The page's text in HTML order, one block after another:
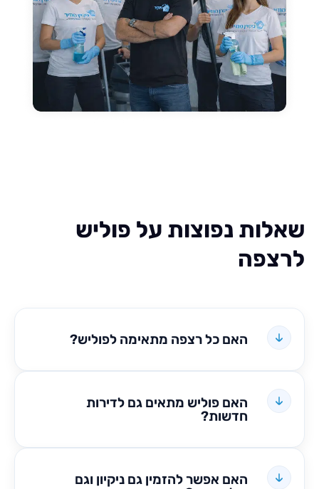
נפוצות על פוליש
האם כל רצפה מתאימה לפוליש?
האם פוליש מתאים גם לדירות
חדשות?
האם אפשר להזמין גם ניקיון וגם